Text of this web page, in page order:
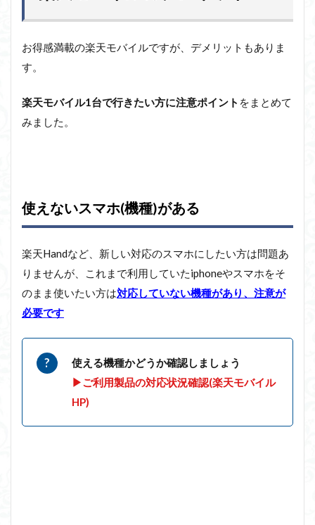
お得感満載の楽天モバイルですが、デメリットもありま
す。
楽天モバイル1台で行きたい方に注意ポイント をまとめて
みました。
使えないスマホ(機種)がある
楽天Handなど、新しい対応のスマホにしたい方は問題あ
りませんが、これまで利用していたiphoneやスマホをそ
のまま使いたい方は対応していない機種があり、注意が
必要です
使える機種かどうか確認しましょう
▶ご利用製品の対応状況確認(楽天モバイル
HP)